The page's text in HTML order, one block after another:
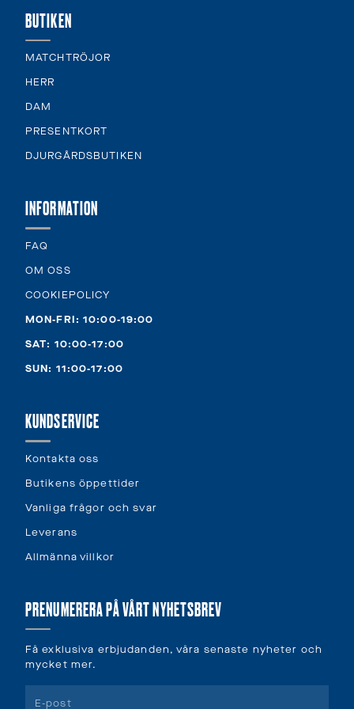
BUTIKEN
MATCHTRÖJOR
HERR
DAM
PRESENTKORT
DJURGÅRDSBUTIKEN
INFORMATION
FAQ
OM OSS
COOKIEPOLICY
MON-FRI: 10:00-19:00
SAT: 10:00-17:00
SUN: 11:00-17:00
KUNDSERVICE
Kontakta oss
Butikens öppettider
Vanliga frågor och svar
Leverans
Allmänna villkor
PRENUMERERA PÅ VÅRT NYHETSBREV
Få exklusiva erbjudanden, våra senaste nyheter och
mycket mer.